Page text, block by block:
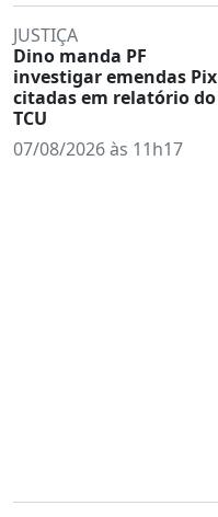
JUSTIÇA
Dino manda PF
investigar emendas Pix
citadas em relatório do
TCU
07/08/2026 às 11h17